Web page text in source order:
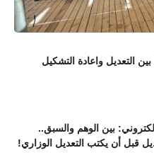
التعديل واعادة التشكيل
بين الوهم والسبق..
قبل أن يكتب التعديل الوزاري!